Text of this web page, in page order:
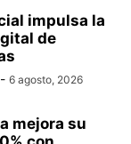
impulsa la
de
- 6 agosto, 2026
mejora su